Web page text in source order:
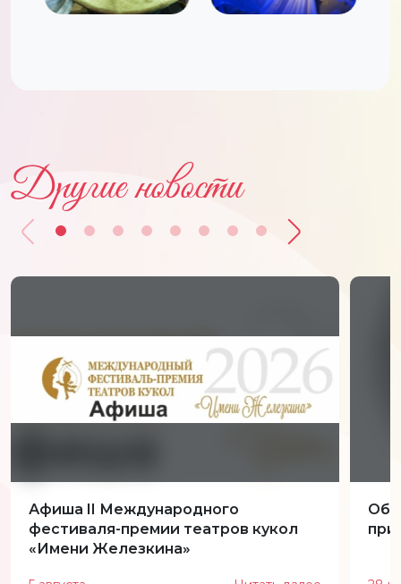
Другие новости
Афиша II Международного
фестиваля-премии театров кукол
«Имени Железкина»